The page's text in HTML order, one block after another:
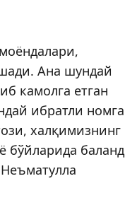
Ана шундай
камолга етган
ибратли номга
халқимизнинг
бўйларида баланд